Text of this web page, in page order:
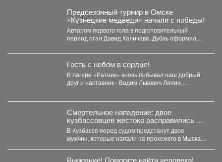
Предсезонный турнир в Омске
«Кузнецкие медведи» начали с победы!
Автором первого гола в подготовительный
период стал Давид Каличава. Дубль оформил
Гость с небом в сердце!
В лагере «Ратник» вновь побывал наш добрый
друг и наставник - Вадим Львович Ляпин,
Смертельное нападение: двое
кузбассовцев жестоко расправились с
прохожим
В Кузбассе перед судом предстанут двое
мужчин, которые напали на прохожего в Мысках